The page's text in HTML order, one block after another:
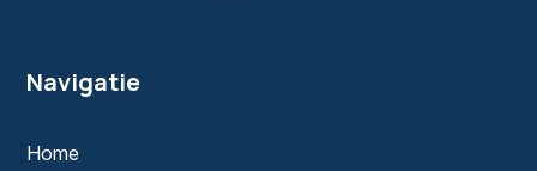
Navigatie
Home